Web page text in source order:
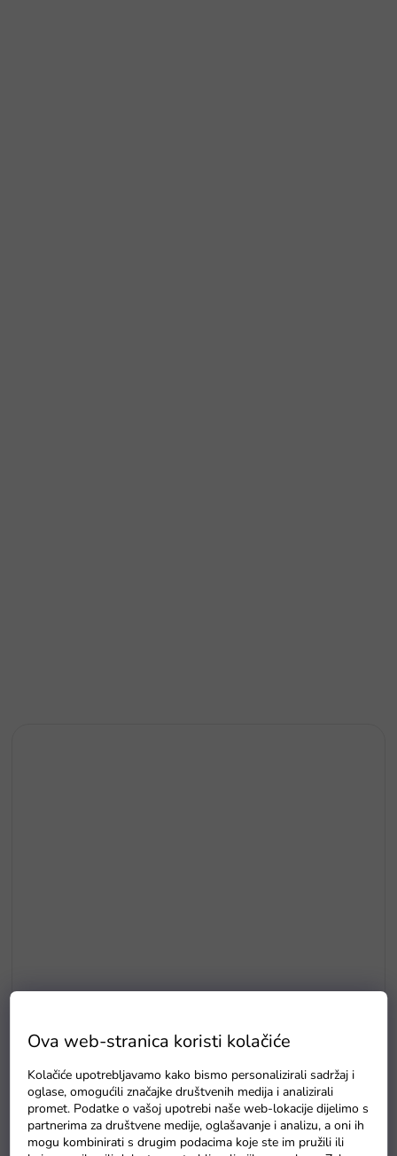
Ova web-stranica koristi kolačiće
Kolačiće upotrebljavamo kako bismo personalizirali sadržaj i
oglase, omogućili značajke društvenih medija i analizirali
promet. Podatke o vašoj upotrebi naše web-lokacije dijelimo s
partnerima za društvene medije, oglašavanje i analizu, a oni ih
mogu kombinirati s drugim podacima koje ste im pružili ili
Drvene puzzle s brojevima magnetna šipka i ribice